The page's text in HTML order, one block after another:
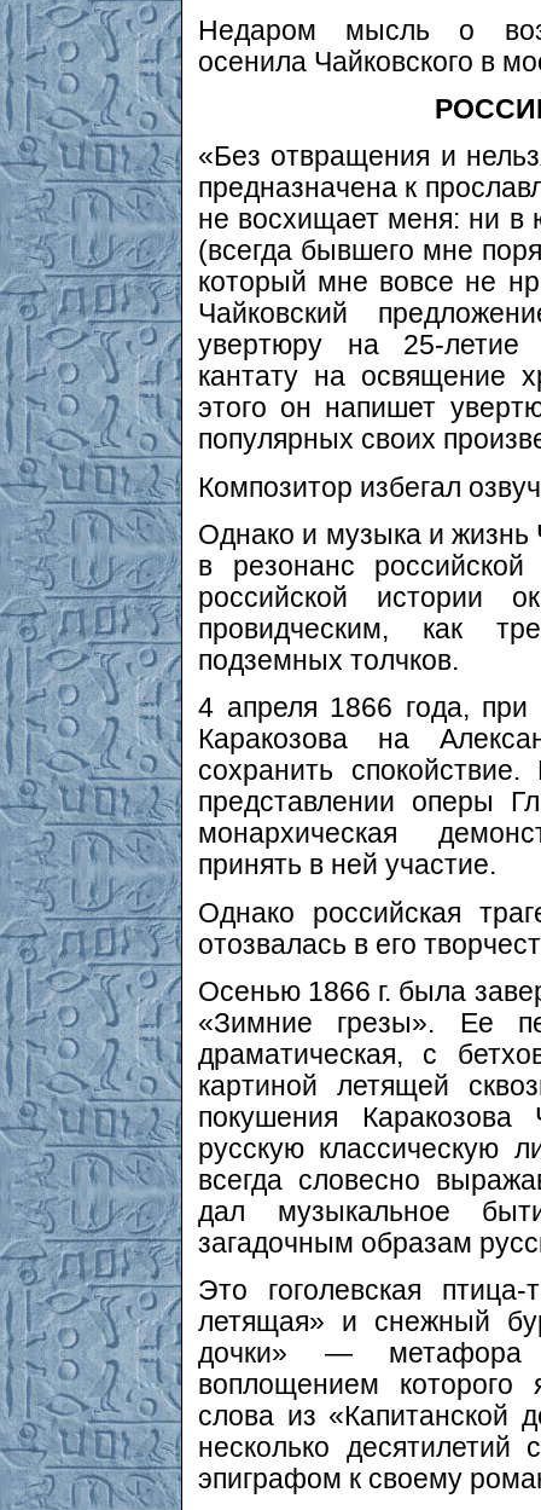
Недаром мысль о
осенила Чайковского в
«Без отвращения и
предназначена к
не восхищает меня: ни в
(всегда бывшего мне
который мне вовсе не
Чайковский
увертюру на 25-летие
кантату на освящение
этого он напишет
популярных своих
Композитор избегал
Однако и музыка и жизнь
в резонанс
российской истории
провидческим, как
подземных толчков.
4 апреля 1866 года,
Каракозова на
сохранить
представлении оперы
монархическая
принять в ней участие.
Однако российская
отозвалась в его
Осенью 1866 г. была
«Зимние грезы». Ее
драматическая, с
картиной летящей
покушения
русскую классическую
всегда словесно
дал музыкальное
загадочным образам
Это гоголевская
летящая» и снежный
дочки» — метафора
воплощением которого
слова из
несколько десятилетий
эпиграфом к своему